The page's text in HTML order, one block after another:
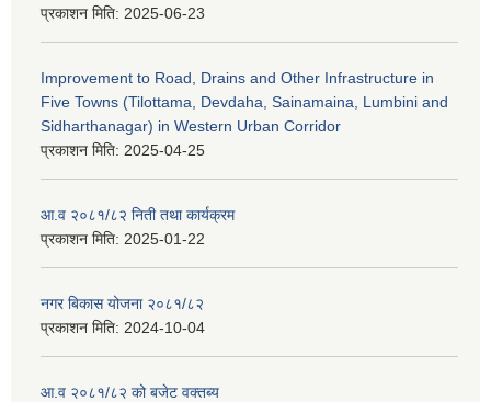
प्रकाशन मिति: 2025-06-23
Improvement to Road, Drains and Other Infrastructure in
Five Towns (Tilottama, Devdaha, Sainamaina, Lumbini and
Sidharthanagar) in Western Urban Corridor
प्रकाशन मिति: 2025-04-25
आ.व २०८१/८२ निती तथा कार्यक्रम
प्रकाशन मिति: 2025-01-22
नगर बिकास योजना २०८१/८२
प्रकाशन मिति: 2024-10-04
आ.व २०८१/८२ को बजेट वक्तब्य